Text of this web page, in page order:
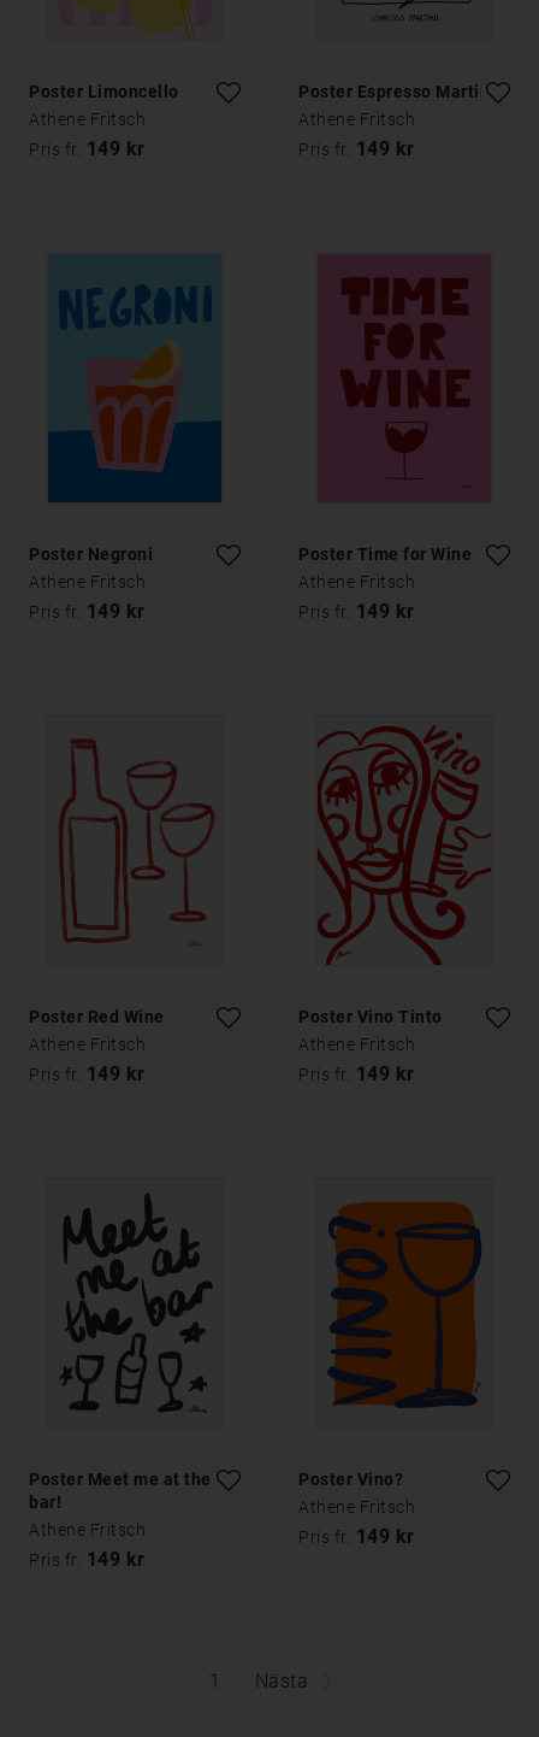
Poster Limoncello
Athene Fritsch
Pris fr. 149 kr
Poster Espresso Martini
Athene Fritsch
Pris fr. 149 kr
Poster Negroni
Athene Fritsch
Pris fr. 149 kr
Poster Time for Wine
Athene Fritsch
Pris fr. 149 kr
Poster Red Wine
Athene Fritsch
Pris fr. 149 kr
Poster Vino Tinto
Athene Fritsch
Pris fr. 149 kr
Poster Meet me at the
bar!
Athene Fritsch
Pris fr. 149 kr
Poster Vino?
Athene Fritsch
Pris fr. 149 kr
1 Nästa